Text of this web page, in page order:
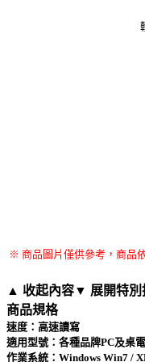
※ 商品圖片僅供參考，商品
▲ 收起內容▼ 展開特別
商品規格
速度：高速讀寫
適用型號：各種品牌PC及桌
作業系統：Windows Win7 /